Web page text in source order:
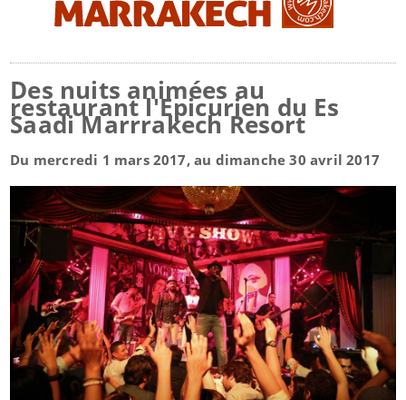
Des nuits animées au
restaurant l'Epicurien du Es
Saadi Marrrakech Resort
Du mercredi 1 mars 2017, au dimanche 30 avril 2017